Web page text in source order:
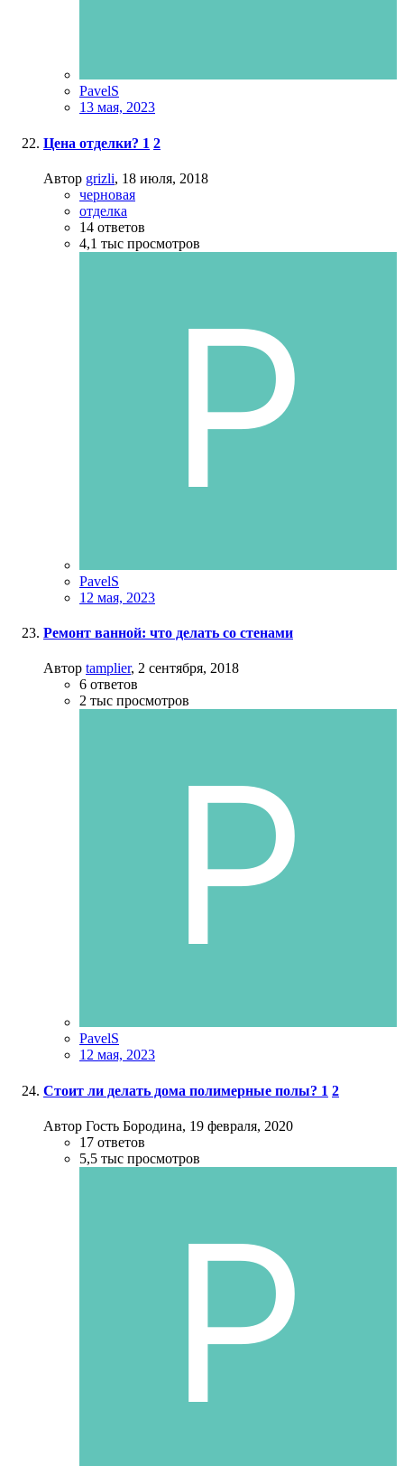
PavelS
13 мая, 2023
Цена отделки? 1 2
Автор grizli, 18 июля, 2018
черновая
отделка
14 ответов
4,1 тыс просмотров
PavelS
12 мая, 2023
Ремонт ванной: что делать со стенами
Автор tamplier, 2 сентября, 2018
6 ответов
2 тыс просмотров
PavelS
12 мая, 2023
Стоит ли делать дома полимерные полы? 1 2
Автор Гость Бородина, 19 февраля, 2020
17 ответов
5,5 тыс просмотров